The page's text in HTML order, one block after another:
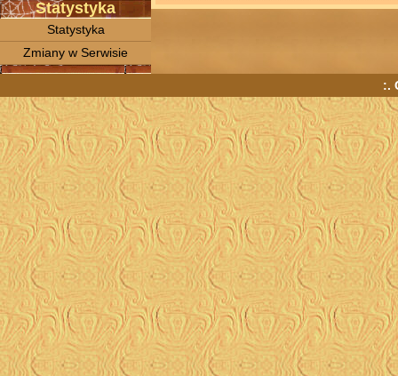
Statystyka
Statystyka
Zmiany w Serwisie
:.